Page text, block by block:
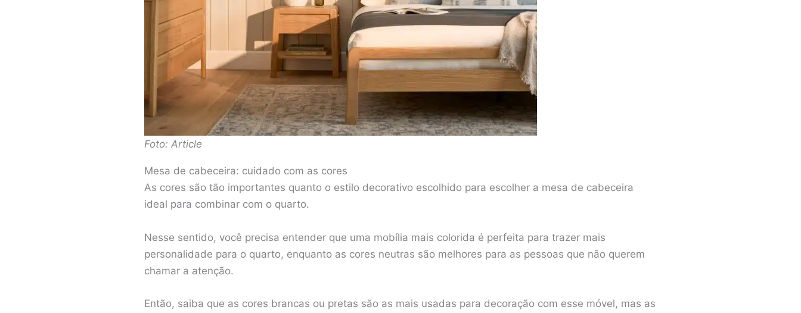
Foto: Article
Mesa de cabeceira: cuidado com as cores
As cores são tão importantes quanto o estilo decorativo escolhido para escolher a mesa de cabeceira
ideal para combinar com o quarto.
Nesse sentido, você precisa entender que uma mobília mais colorida é perfeita para trazer mais
personalidade para o quarto, enquanto as cores neutras são melhores para as pessoas que não querem
chamar a atenção.
Então, saiba que as cores brancas ou pretas são as mais usadas para decoração com esse móvel, mas as